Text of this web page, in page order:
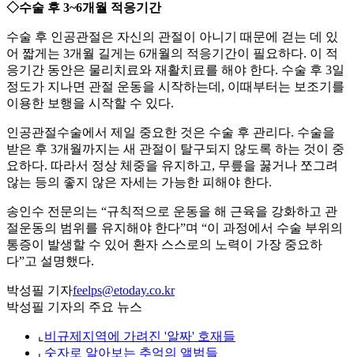
◇수술 후 3~6개월 적응기간
수술 후 인공관절은 자신의 관절이 아니기 때문에 걷는 데 있
어 짧게는 3개월 길게는 6개월의 적응기간이 필요하다. 이 적
응기간 동안은 물리치료와 재활치료를 해야 한다. 수술 후 3일
정도가 지나면 관절 운동을 시작하는데, 이때부터는 보조기를
이용한 보행을 시작할 수 있다.
인공관절수술에서 제일 중요한 것은 수술 후 관리다. 수술을
받은 후 3개월까지는 새 관절이 탈구되지 않도록 하는 것이 중
요하다. 따라서 정상 체중을 유지하고, 무릎을 꿇거나 쪼그려
않는 등의 좋지 않은 자세는 가능한 피해야 한다.
송인수 전문의는 “규칙적으로 운동을 해 근육을 강화하고 관
절운동의 범위를 유지해야 한다”며 “이 과정에서 수술 부위의
통증이 발생할 수 있어 환자 스스로의 노력이 가장 중요하
다”고 설명했다.
박성필 기자feelps@etoday.co.kr
박성필 기자의 주요 뉴스
⌞ 비규제지역에 가려진 '알짜' 호재들
⌞ 숫자로 알아보는 추억의 앨범들